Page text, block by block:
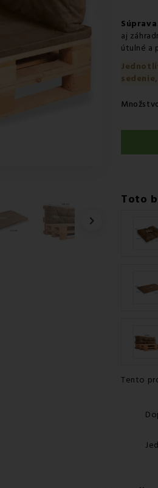

aj
útulné a
Toto
Tento